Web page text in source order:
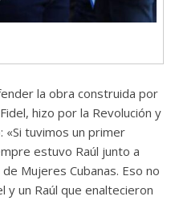
la obra construida por
hizo por la Revolución y
«Si tuvimos un primer
estuvo Raúl junto a
Mujeres Cubanas. Eso no
y un Raúl que enaltecieron
en la alta
2025
Julio Martínez Molina